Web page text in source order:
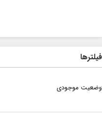
فیلترها
وضعیت موجودی